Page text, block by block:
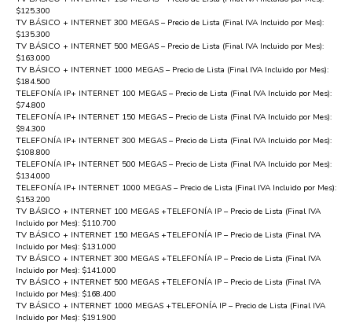
$125.300
TV BÁSICO + INTERNET 300 MEGAS – Precio de Lista (Final IVA Incluido por Mes):
$135.300
TV BÁSICO + INTERNET 500 MEGAS – Precio de Lista (Final IVA Incluido por Mes):
$163.000
TV BÁSICO + INTERNET 1000 MEGAS – Precio de Lista (Final IVA Incluido por Mes):
$184.500
TELEFONÍA IP+ INTERNET 100 MEGAS – Precio de Lista (Final IVA Incluido por Mes):
$74.800
TELEFONÍA IP+ INTERNET 150 MEGAS – Precio de Lista (Final IVA Incluido por Mes):
$94.300
TELEFONÍA IP+ INTERNET 300 MEGAS – Precio de Lista (Final IVA Incluido por Mes):
$108.800
TELEFONÍA IP+ INTERNET 500 MEGAS – Precio de Lista (Final IVA Incluido por Mes):
$134.000
TELEFONÍA IP+ INTERNET 1000 MEGAS – Precio de Lista (Final IVA Incluido por Mes):
$153.200
TV BÁSICO + INTERNET 100 MEGAS +TELEFONÍA IP – Precio de Lista (Final IVA
Incluido por Mes): $110.700
TV BÁSICO + INTERNET 150 MEGAS +TELEFONÍA IP – Precio de Lista (Final IVA
Incluido por Mes): $131.000
TV BÁSICO + INTERNET 300 MEGAS +TELEFONÍA IP – Precio de Lista (Final IVA
Incluido por Mes): $141.000
TV BÁSICO + INTERNET 500 MEGAS +TELEFONÍA IP – Precio de Lista (Final IVA
Incluido por Mes): $168.400
TV BÁSICO + INTERNET 1000 MEGAS +TELEFONÍA IP – Precio de Lista (Final IVA
Incluido por Mes): $191.900